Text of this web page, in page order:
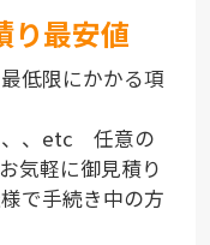
り最安値
低限にかかる項
、etc 任意の
気軽に御見積り
で手続き中の方